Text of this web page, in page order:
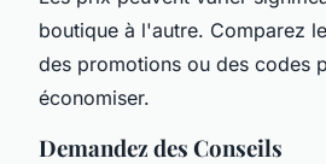
boutique à l'autre. Comparez
des promotions ou des codes
économiser.
Demandez des Conseils